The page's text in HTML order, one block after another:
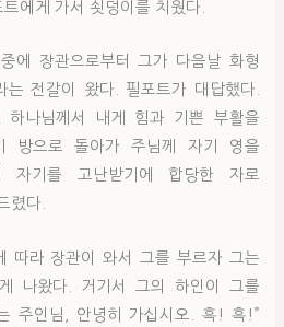
에게 가서 쇳덩이를 치웠다.
에 장관으로부터 그가 다음날 화형
전갈이 왔다. 필포트가 대답했다.
하나님께서 내게 힘과 기쁜 부활을
방으로 돌아가 주님께 자기 영을
자기를 고난받기에 합당한 자로
렸다.
따라 장관이 와서 그를 부르자 그는
나왔다. 거기서 그의 하인이 그를
주인님, 안녕히 가십시오. 흑! 흑!”